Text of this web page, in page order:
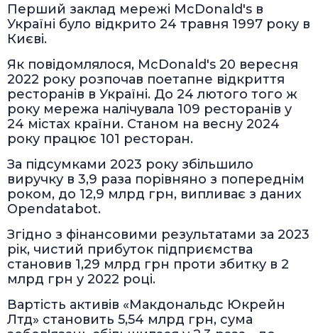
Перший заклад мережі McDonald's в
Україні було відкрито 24 травня 1997 року в
Києві.
Як повідомлялося, McDonald's 20 вересня
2022 року розпочав поетапне відкриття
ресторанів в Україні. До 24 лютого того ж
року мережа налічувала 109 ресторанів у
24 містах країни. Станом на весну 2024
року працює 101 ресторан.
За підсумками 2023 року збільшило
виручку в 3,9 раза порівняно з попереднім
роком, до 12,9 млрд грн, випливає з даних
Opendatabot.
Згідно з фінансовими результатами за 2023
рік, чистий прибуток підприємства
становив 1,29 млрд грн проти збитку в 2
млрд грн у 2022 році.
Вартість активів «Макдональдс Юкрейн
Лтд» становить 5,54 млрд грн, сума